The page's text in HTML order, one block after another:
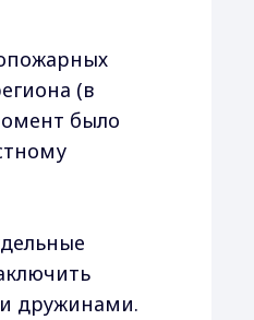
(в
было
дружинами.